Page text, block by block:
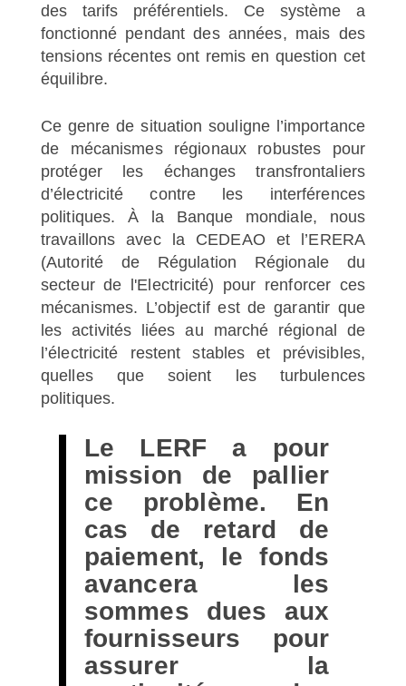
des tarifs préférentiels. Ce système a
fonctionné pendant des années, mais des
tensions récentes ont remis en question cet
équilibre.
Ce genre de situation souligne l’importance
de mécanismes régionaux robustes pour
protéger les échanges transfrontaliers
d’électricité contre les interférences
politiques. À la Banque mondiale, nous
travaillons avec la CEDEAO et l’ERERA
(Autorité de Régulation Régionale du
secteur de l'Electricité) pour renforcer ces
mécanismes. L’objectif est de garantir que
les activités liées au marché régional de
l’électricité restent stables et prévisibles,
quelles que soient les turbulences
politiques.
Le LERF a pour
mission de pallier
ce problème. En
cas de retard de
paiement, le fonds
avancera les
sommes dues aux
fournisseurs pour
assurer la